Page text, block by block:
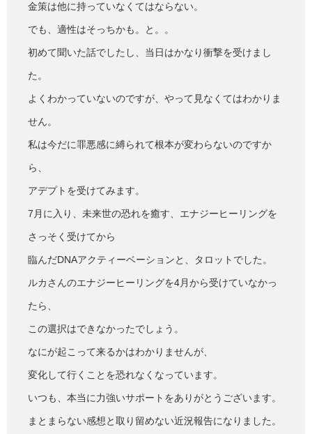
金策は他に持っていなくてはならない。
でも、適性はそっちかも。と。。
初めて聞いた話でしたし、当日はかなり衝撃を受けまし
た。
よくわかっていないのですが、やって見なくてはわかりま
せん。
私は今だに罪悪感に縛られて根本が変わらないのですか
ら、
アデプトを受けてみます。
7月に入り、未来世の恐れを癒す、エナジーヒーリングを
さっそく受けてから
臨んだDNAアクティーベーションと、タロットでした。
ルカさんのエナジーヒーリングを4月から受けていなかっ
たら、
この選択はできなかったでしょう。
なにが起こって来るかはわかりませんが、
変化して行くことを恐れなくなっています。
いつも、本当に力強いサポートをありがとうございます。
まとまらない感想と取り留めない近況報告になりました。